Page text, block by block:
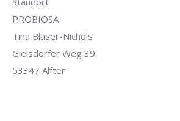
PROBIOSA
Tina Bläser-Nichols
Gielsdorfer Weg 39
53347 Alfter